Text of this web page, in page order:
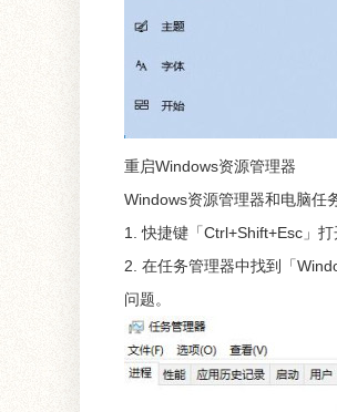
重启Windows资源管理器
Windows资源管理器和电脑任
1. 快捷键「Ctrl+Shift+Esc」打
2. 在任务管理器中找到「
问题。